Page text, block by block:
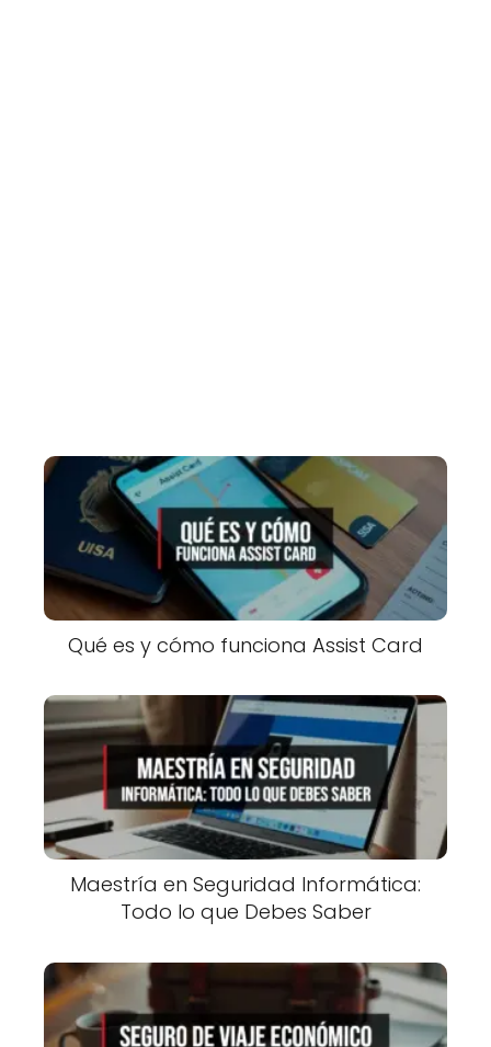
Qué es y cómo funciona Assist Card
Maestría en Seguridad Informática:
Todo lo que Debes Saber